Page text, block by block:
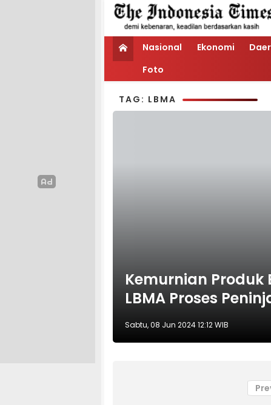
Nasional Ekonomi
Foto
TAG: LBMA
Kemurnian
LBMA Proses
Sabtu, 08 Jun 2024 12:12 WIB